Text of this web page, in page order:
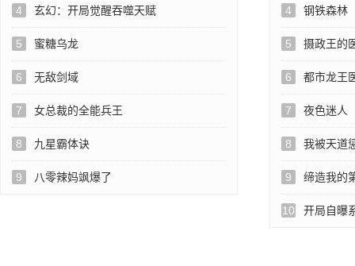
4 钢铁森林
5 摄政王的
6 都市龙王
7 夜色迷人
8 我被天道
9 缔造我的
10 开局自曝
4 玄幻：开局觉醒吞噬天赋
5 蜜糖乌龙
6 无敌剑域
7 女总裁的全能兵王
8 九星霸体诀
9 八零辣妈飒爆了